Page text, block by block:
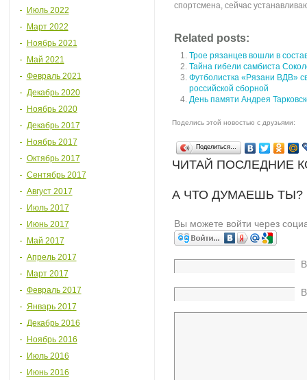
Июль 2022
Март 2022
Ноябрь 2021
Май 2021
Февраль 2021
Декабрь 2020
Ноябрь 2020
Декабрь 2017
Ноябрь 2017
Октябрь 2017
Сентябрь 2017
Август 2017
Июль 2017
Июнь 2017
Май 2017
Апрель 2017
Март 2017
Февраль 2017
Январь 2017
Декабрь 2016
Ноябрь 2016
Июль 2016
Июнь 2016
спортсмена, сейчас
Related posts:
Трое рязанцев вошли в
Тайна гибели самбиста
Футболистка «Рязани ВДВ»
российской сборной
День памяти Андрея
Поделись этой новостью с друзьями:
Поделиться…
ЧИТАЙ ПОСЛЕДНИЕ
А ЧТО ДУМАЕШЬ
Вы можете войти через